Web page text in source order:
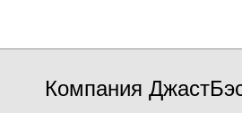
Компания